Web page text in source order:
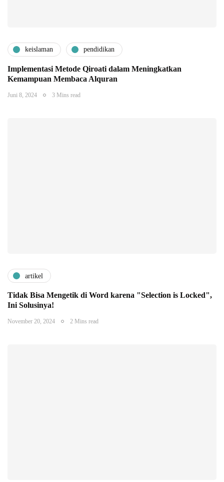
keislaman pendidikan
Implementasi Metode Qiroati dalam Meningkatkan
Kemampuan Membaca Alquran
Juni 8, 2024 3 Mins read
artikel
Tidak Bisa Mengetik di Word karena "Selection is Locked",
Ini Solusinya!
November 20, 2024 2 Mins read